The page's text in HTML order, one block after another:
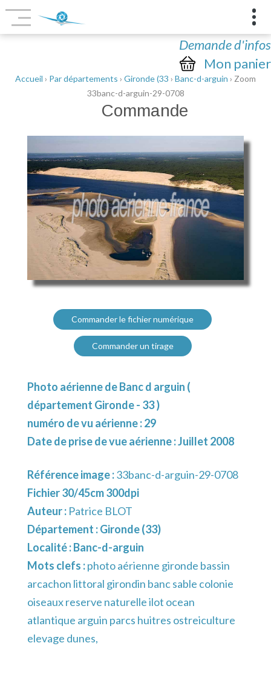
Demande d'infos
Mon panier
Accueil › Par départements › Gironde (33 › Banc-d-arguin › Zoom
33banc-d-arguin-29-0708
Commande
Commander le fichier numérique
Commander un tirage
Photo aérienne de Banc d arguin (
département Gironde - 33 )
numéro de vu aérienne : 29
Date de prise de vue aérienne : Juillet 2008
Référence image :33banc-d-arguin-29-0708
Fichier 30/45cm 300dpi
Auteur : Patrice BLOT
Département :Gironde (33)
Localité :Banc-d-arguin
Mots clefs :photo aérienne gironde bassin
arcachon littoral girondin banc sable colonie
oiseaux reserve naturelle ilot ocean
atlantique arguin parcs huitres ostreiculture
elevage dunes,